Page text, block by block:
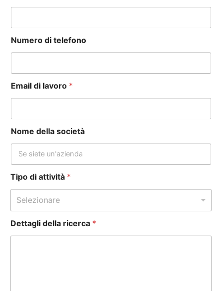
Numero di telefono
Email di lavoro *
Nome della società
Tipo di attività *
Selezionare
Dettagli della ricerca *